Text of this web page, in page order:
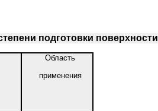
подготовки поверхности
Область
применения